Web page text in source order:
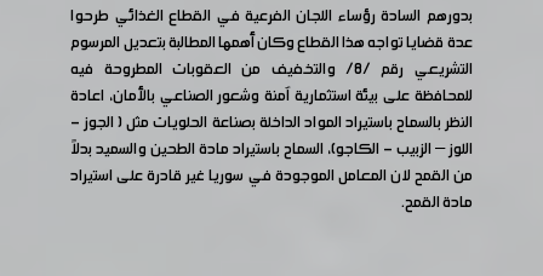
بدورهم السادة رؤساء اللجان الفرعية في القطاع الغذائي طرحوا
عدة قضايا تواجه هذا القطاع وكان أهمها المطالبة بتعديل المرسوم
التشريعي رقم /8/ والتخفيف من العقوبات المطروحة فيه
للمحافظة على بيئة استثمارية آمنة وشعور الصناعي بالأمان، اعادة
النظر بالسماح باستيراد المواد الداخلة بصناعة الحلويات مثل ( الجوز -
اللوز – الزبيب - الكاجو)، السماح باستيراد مادة الطحين والسميد بدلاً
من القمح لان المعامل الموجودة في سوريا غير قادرة على استيراد
مادة القمح.